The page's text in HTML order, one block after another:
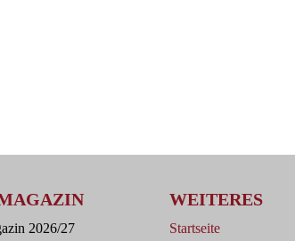
2026/27
WEITERES
Startseite